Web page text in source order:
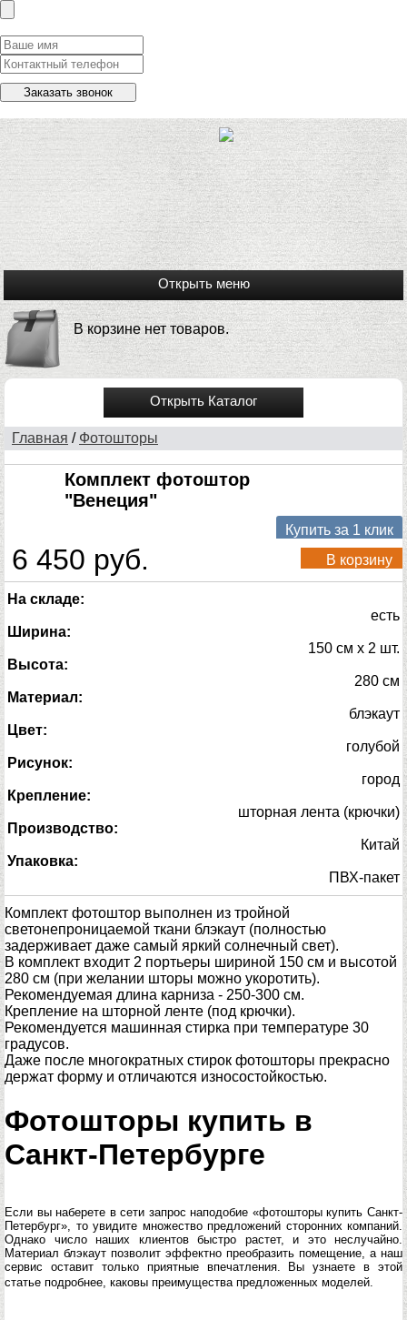
В корзине нет товаров.
Главная / Фотошторы
Комплект фотоштор
"Венеция"
Купить за 1 клик
6 450 руб. В корзину
На складе:
есть
Ширина:
150 см х 2 шт.
Высота:
280 см
Материал:
блэкаут
Цвет:
голубой
Рисунок:
город
Крепление:
шторная лента (крючки)
Производство:
Китай
Упаковка:
ПВХ-пакет
Комплект фотоштор выполнен из тройной
светонепроницаемой ткани блэкаут (полностью
задерживает даже самый яркий солнечный свет).
В комплект входит 2 портьеры шириной 150 см и высотой
280 см (при желании шторы можно укоротить).
Рекомендуемая длина карниза - 250-300 см.
Крепление на шторной ленте (под крючки).
Рекомендуется машинная стирка при температуре 30
градусов.
Даже после многократных стирок фотошторы прекрасно
держат форму и отличаются износостойкостью.
Фотошторы купить в
Санкт-Петербурге
Если вы наберете в сети запрос наподобие «фотошторы купить Санкт-
Петербург», то увидите множество предложений сторонних компаний.
Однако число наших клиентов быстро растет, и это неслучайно.
Материал блэкаут позволит эффектно преобразить помещение, а наш
сервис оставит только приятные впечатления. Вы узнаете в этой
статье подробнее, каковы преимущества предложенных моделей.